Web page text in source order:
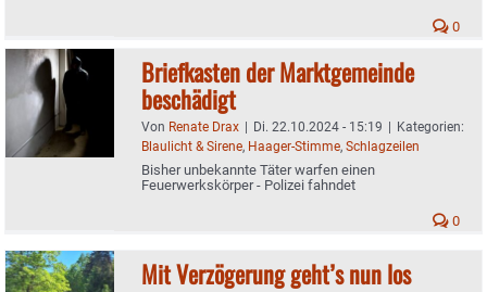
0
Briefkasten der Marktgemeinde
beschädigt
Von Renate Drax | Di. 22.10.2024 - 15:19 | Kategorien:
Blaulicht & Sirene, Haager-Stimme, Schlagzeilen
Bisher unbekannte Täter warfen einen
Feuerwerkskörper - Polizei fahndet
0
Mit Verzögerung geht’s nun los